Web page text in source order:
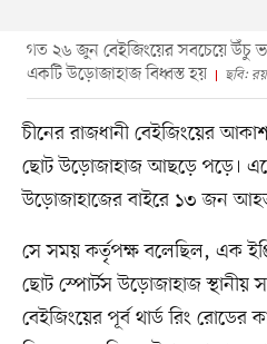
গত ২৬ জুন বেইজিংয়ের সবচেয়ে উঁচু
একটি উড়োজাহাজ বিধ্বস্ত হয়
ছবি:
চীনের রাজধানী বেইজিংয়ের
ছোট উড়োজাহাজ আছড়ে পড়ে।
উড়োজাহাজের বাইরে ১৩ জন
সে সময় কর্তৃপক্ষ বলেছিল, এক
ছোট স্পোর্টস উড়োজাহাজ স্থানীয়
বেইজিংয়ের পূর্ব থার্ড রিং